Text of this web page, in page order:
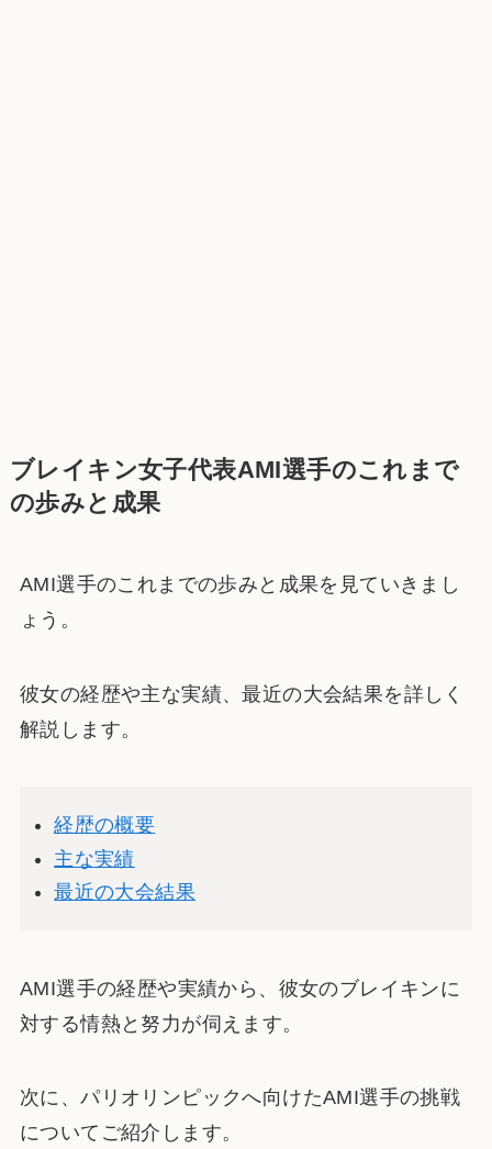
ブレイキン女子代表AMI選手のこれまで
の歩みと成果
AMI選手のこれまでの歩みと成果を見ていきまし
ょう。
彼女の経歴や主な実績、最近の大会結果を詳しく
解説します。
経歴の概要
主な実績
最近の大会結果
AMI選手の経歴や実績から、彼女のブレイキンに
対する情熱と努力が伺えます。
次に、パリオリンピックへ向けたAMI選手の挑戦
についてご紹介します。